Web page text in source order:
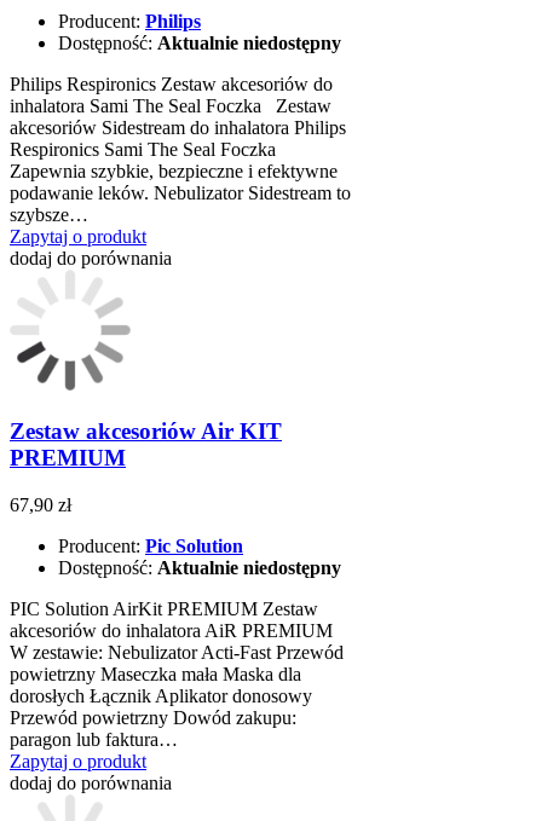
Producent: Philips
Dostępność: Aktualnie niedostępny
Philips Respironics Zestaw akcesoriów do
inhalatora Sami The Seal Foczka Zestaw
akcesoriów Sidestream do inhalatora Philips
Respironics Sami The Seal Foczka
Zapewnia szybkie, bezpieczne i efektywne
podawanie leków. Nebulizator Sidestream to
szybsze…
Zapytaj o produkt
dodaj do porównania
Zestaw akcesoriów Air KIT
PREMIUM
67,90 zł
Producent: Pic Solution
Dostępność: Aktualnie niedostępny
PIC Solution AirKit PREMIUM Zestaw
akcesoriów do inhalatora AiR PREMIUM
W zestawie: Nebulizator Acti-Fast Przewód
powietrzny Maseczka mała Maska dla
dorosłych Łącznik Aplikator donosowy
Przewód powietrzny Dowód zakupu:
paragon lub faktura…
Zapytaj o produkt
dodaj do porównania